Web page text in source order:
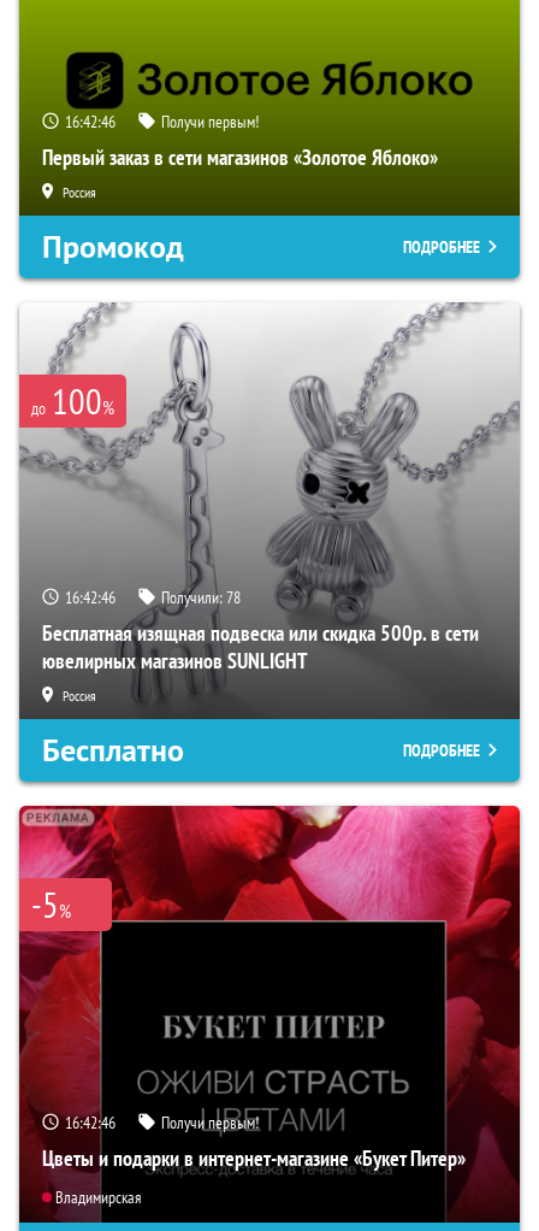
16:42:45 Получи первым!
Первый заказ в сети магазинов «Золотое Яблоко»
Россия
Промокод ПОДРОБНЕЕ
до 100%
16:42:45 Получили:78
Бесплатная изящная подвеска или скидка 500р. в сети
ювелирных магазинов SUNLIGHT
Россия
Бесплатно ПОДРОБНЕЕ
-5%
16:42:45 Получи первым!
Цветы и подарки в интернет-магазине «Букет Питер»
Владимирская